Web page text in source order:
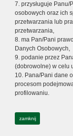
7. przysługuje
osobowych oraz ich
przetwarzania lub
przetwarzania,
8. ma Pan/Pani
Danych Osobowych,
9. podanie przez
(dobrowolne) w celu
10. Pana/Pani dane
procesom
profilowaniu.
zamknij